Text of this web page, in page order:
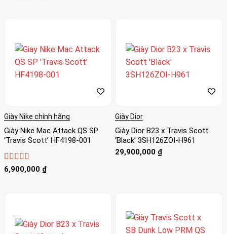
Giày Nike chính hãng
Giày Nike Mac Attack QS SP
‘Travis Scott’ HF4198-001
Được xếp
6,900,000 ₫
Giày Dior
Giày Dior B23 x Travis Scott
‘Black’ 3SH126ZOI-H961
29,900,000 ₫